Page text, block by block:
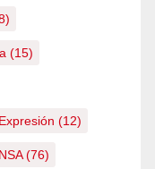
(15)
(12)
(76)